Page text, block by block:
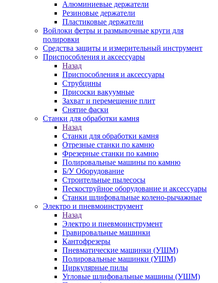
Алюминиевые держатели
Резиновые держатели
Пластиковые держатели
Войлоки фетры и размывочные круги для
полировки
Средства защиты и измерительный инструмент
Приспособления и аксессуары
Назад
Приспособления и аксессуары
Струбцины
Присоски вакуумные
Захват и перемещение плит
Снятие фаски
Станки для обработки камня
Назад
Станки для обработки камня
Отрезные станки по камню
Фрезерные станки по камню
Полировальные машины по камню
Б/У Оборудование
Строительные пылесосы
Пескоструйное оборудование и аксессуары
Станки шлифовальные колено-рычажные
Электро и пневмоинструмент
Назад
Электро и пневмоинструмент
Гравировальные машинки
Кантофрезеры
Пневматические машинки (УШМ)
Полировальные машинки (УШМ)
Циркулярные пилы
Угловые шлифовальные машины (УШМ)